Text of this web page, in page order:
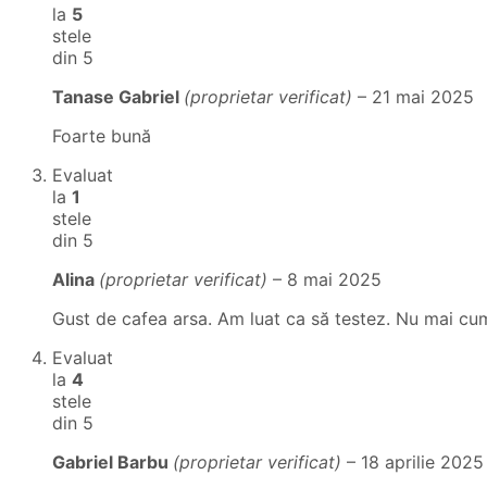
la 5
stele
din 5
Tanase Gabriel (proprietar verificat) – 21 mai 2025
Foarte bună
Evaluat
la 1
stele
din 5
Alina (proprietar verificat) – 8 mai 2025
Gust de cafea arsa. Am luat ca să testez. Nu mai
Evaluat
la 4
stele
din 5
Gabriel Barbu (proprietar verificat) – 18 aprilie 2025